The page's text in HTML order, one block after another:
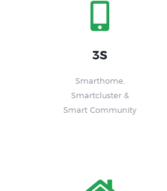
3S
Smarthome,
Smartcluster &
Smart Community